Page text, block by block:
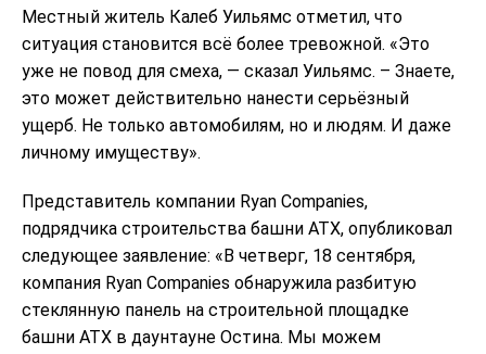
Местный житель Калеб Уильямс отметил, что
ситуация становится всё более тревожной. «Это
уже не повод для смеха, — сказал Уильямс. – Знаете,
это может действительно нанести серьёзный
ущерб. Не только автомобилям, но и людям. И даже
личному имуществу».
Представитель компании Ryan Companies,
подрядчика строительства башни ATX, опубликовал
следующее заявление: «В четверг, 18 сентября,
компания Ryan Companies обнаружила разбитую
стеклянную панель на строительной площадке
башни ATX в даунтауне Остина. Мы можем